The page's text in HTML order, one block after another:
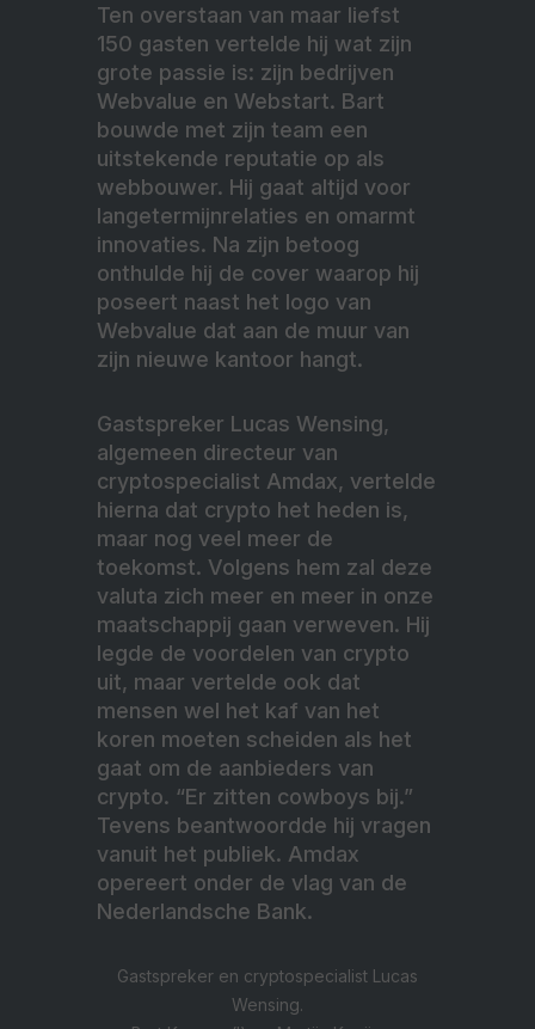
Ten overstaan van maar liefst
150 gasten vertelde hij wat zijn
grote passie is: zijn bedrijven
Webvalue en Webstart. Bart
bouwde met zijn team een
uitstekende reputatie op als
webbouwer. Hij gaat altijd voor
langetermijnrelaties en omarmt
innovaties. Na zijn betoog
onthulde hij de cover waarop hij
poseert naast het logo van
Webvalue dat aan de muur van
zijn nieuwe kantoor hangt.
Gastspreker Lucas Wensing,
algemeen directeur van
cryptospecialist Amdax, vertelde
hierna dat crypto het heden is,
maar nog veel meer de
toekomst. Volgens hem zal deze
valuta zich meer en meer in onze
maatschappij gaan verweven. Hij
legde de voordelen van crypto
uit, maar vertelde ook dat
mensen wel het kaf van het
koren moeten scheiden als het
gaat om de aanbieders van
crypto. “Er zitten cowboys bij.”
Tevens beantwoordde hij vragen
vanuit het publiek. Amdax
opereert onder de vlag van de
Nederlandsche Bank.
Gastspreker en cryptospecialist Lucas
Wensing.